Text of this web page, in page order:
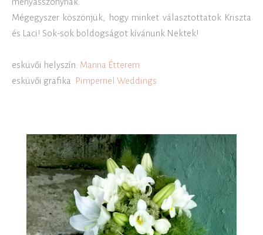
Mégegyszer köszönjük, hogy minket választottatok Kriszta
és Laci! Sok-sok boldogságot kívánunk Nektek!
esküvői helyszín: Manna Étterem
esküvői grafika: Pimpernel Weddings